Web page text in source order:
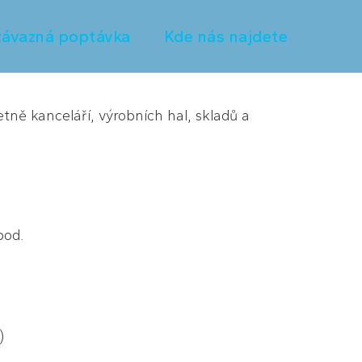
poptávka Kde nás najdete
kanceláří, výrobních hal, skladů a